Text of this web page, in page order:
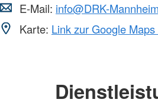
E-Mail: info@DRK-
Karte: Link zur Google